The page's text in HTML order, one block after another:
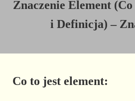
Znaczenie Element
i Definicja) –
Co to jest element: